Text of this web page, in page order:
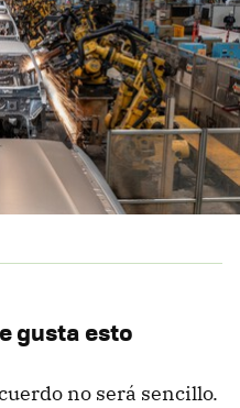
gusta esto
no será sencillo.